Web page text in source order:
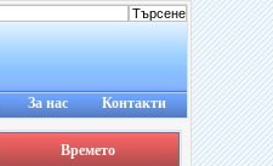
За нас Контакти
Времето